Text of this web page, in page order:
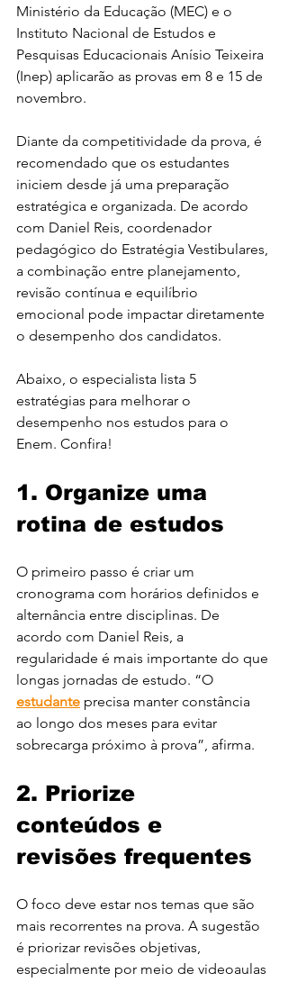
Ministério da Educação (MEC) e o
Instituto Nacional de Estudos e
Pesquisas Educacionais Anísio Teixeira
(Inep) aplicarão as provas em 8 e 15 de
novembro.
Diante da competitividade da prova, é
recomendado que os estudantes
iniciem desde já uma preparação
estratégica e organizada. De acordo
com Daniel Reis, coordenador
pedagógico do Estratégia Vestibulares,
a combinação entre planejamento,
revisão contínua e equilíbrio
emocional pode impactar diretamente
o desempenho dos candidatos.
Abaixo, o especialista lista 5
estratégias para melhorar o
desempenho nos estudos para o
Enem. Confira!
1. Organize uma
rotina de estudos
O primeiro passo é criar um
cronograma com horários definidos e
alternância entre disciplinas. De
acordo com Daniel Reis, a
regularidade é mais importante do que
longas jornadas de estudo. “O
estudante precisa manter constância
ao longo dos meses para evitar
sobrecarga próximo à prova”, afirma.
2. Priorize
conteúdos e
revisões frequentes
O foco deve estar nos temas que são
mais recorrentes na prova. A sugestão
é priorizar revisões objetivas,
especialmente por meio de videoaulas